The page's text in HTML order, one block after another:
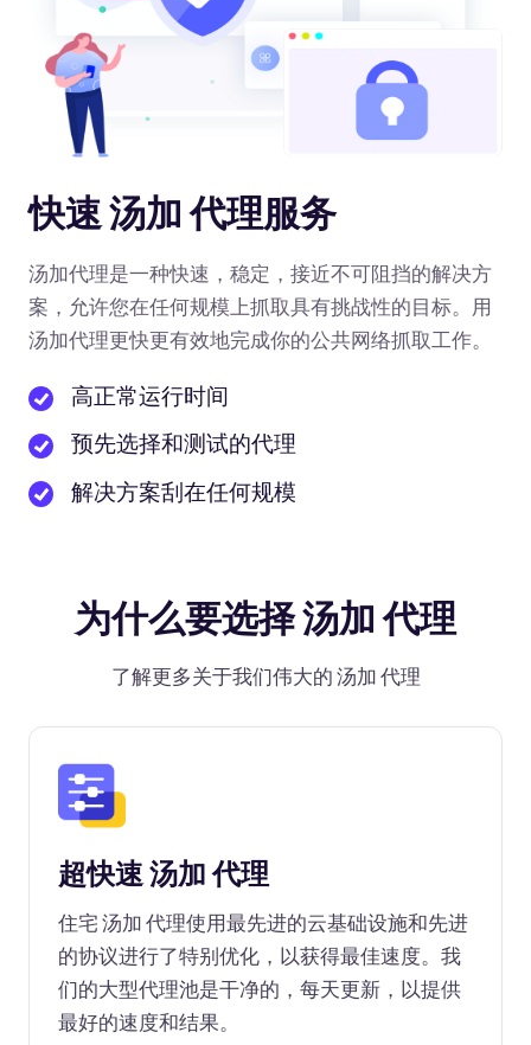
快速 汤加 代理服务
汤加代理是一种快速，稳定，接近不可阻挡的解决方
案，允许您在任何规模上抓取具有挑战性的目标。用
汤加代理更快更有效地完成你的公共网络抓取工作。
高正常运行时间
预先选择和测试的代理
解决方案刮在任何规模
为什么要选择 汤加 代理
了解更多关于我们伟大的 汤加 代理
超快速 汤加 代理
住宅 汤加 代理使用最先进的云基础设施和先进
的协议进行了特别优化，以获得最佳速度。我
们的大型代理池是干净的，每天更新，以提供
最好的速度和结果。